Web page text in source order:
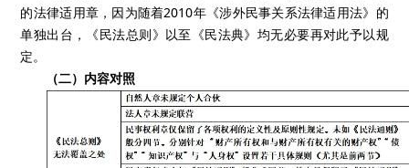
的法律适用章，因为随着2010年《涉外民事关系法律适用法》的
单独出台，《民法总则》以至《民法典》均无必要再对此予以规
定。
（二）内容对照